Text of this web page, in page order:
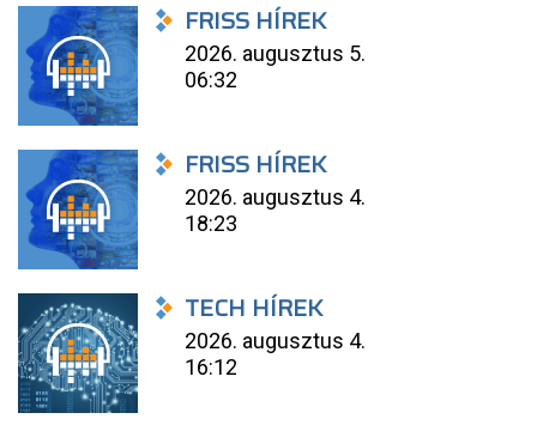
FRISS HÍREK
2026. augusztus 5.
06:32
FRISS HÍREK
2026. augusztus 4.
18:23
TECH HÍREK
2026. augusztus 4.
16:12